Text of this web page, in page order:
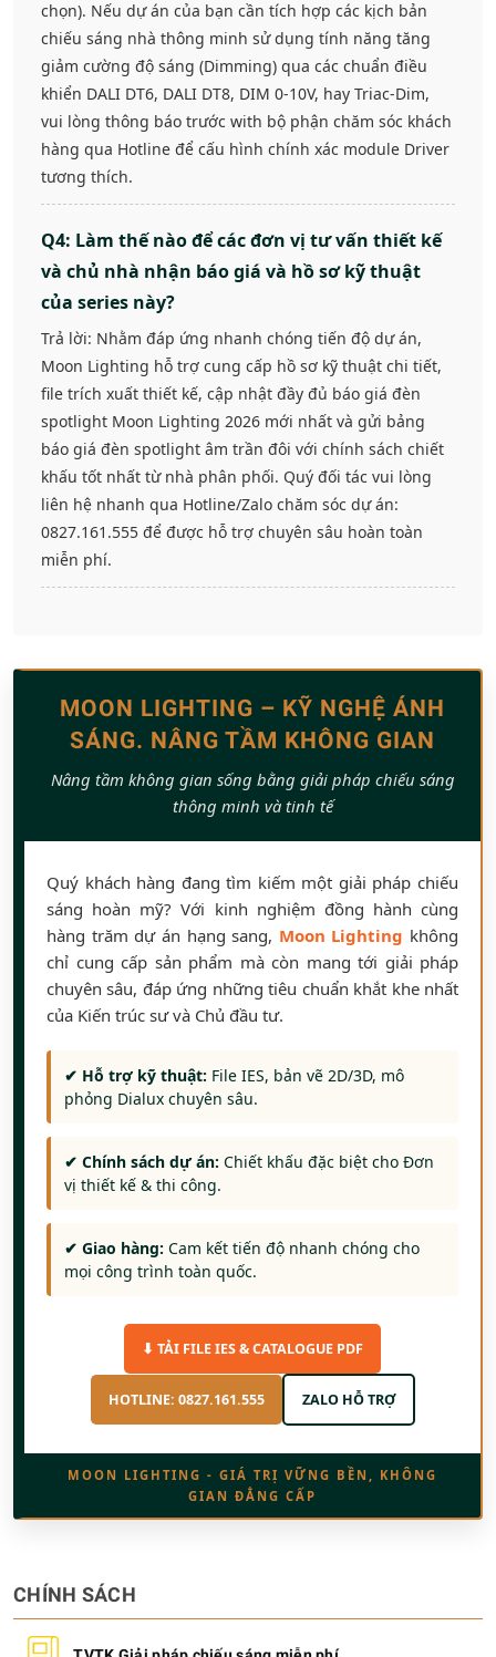
chọn). Nếu dự án của bạn cần tích hợp các kịch bản
chiếu sáng nhà thông minh sử dụng tính năng tăng
giảm cường độ sáng (Dimming) qua các chuẩn điều
khiển DALI DT6, DALI DT8, DIM 0-10V, hay Triac-Dim,
vui lòng thông báo trước with bộ phận chăm sóc khách
hàng qua Hotline để cấu hình chính xác module Driver
tương thích.
Q4: Làm thế nào để các đơn vị tư vấn thiết kế
và chủ nhà nhận báo giá và hồ sơ kỹ thuật
của series này?
Trả lời: Nhằm đáp ứng nhanh chóng tiến độ dự án,
Moon Lighting hỗ trợ cung cấp hồ sơ kỹ thuật chi tiết,
file trích xuất thiết kế, cập nhật đầy đủ báo giá đèn
spotlight Moon Lighting 2026 mới nhất và gửi bảng
báo giá đèn spotlight âm trần đôi với chính sách chiết
khấu tốt nhất từ nhà phân phối. Quý đối tác vui lòng
liên hệ nhanh qua Hotline/Zalo chăm sóc dự án:
0827.161.555 để được hỗ trợ chuyên sâu hoàn toàn
miễn phí.
MOON LIGHTING – KỸ NGHỆ ÁNH
SÁNG. NÂNG TẦM KHÔNG GIAN
Nâng tầm không gian sống bằng giải pháp chiếu sáng
thông minh và tinh tế
Quý khách hàng đang tìm kiếm một giải pháp chiếu
sáng hoàn mỹ? Với kinh nghiệm đồng hành cùng
hàng trăm dự án hạng sang, Moon Lighting không
chỉ cung cấp sản phẩm mà còn mang tới giải pháp
chuyên sâu, đáp ứng những tiêu chuẩn khắt khe nhất
của Kiến trúc sư và Chủ đầu tư.
✔ Hỗ trợ kỹ thuật: File IES, bản vẽ 2D/3D, mô
phỏng Dialux chuyên sâu.
✔ Chính sách dự án: Chiết khấu đặc biệt cho Đơn
vị thiết kế & thi công.
✔ Giao hàng: Cam kết tiến độ nhanh chóng cho
mọi công trình toàn quốc.
⬇ TẢI FILE IES & CATALOGUE PDF
HOTLINE: 0827.161.555 ZALO HỖ TRỢ
MOON LIGHTING - GIÁ TRỊ VỮNG BỀN, KHÔNG
GIAN ĐẲNG CẤP
CHÍNH SÁCH